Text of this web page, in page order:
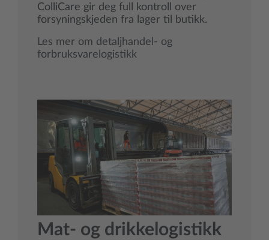
ColliCare gir deg full kontroll over
forsyningskjeden fra lager til butikk.
Les mer om detaljhandel- og
forbruksvarelogistikk
Mat- og drikkelogistikk